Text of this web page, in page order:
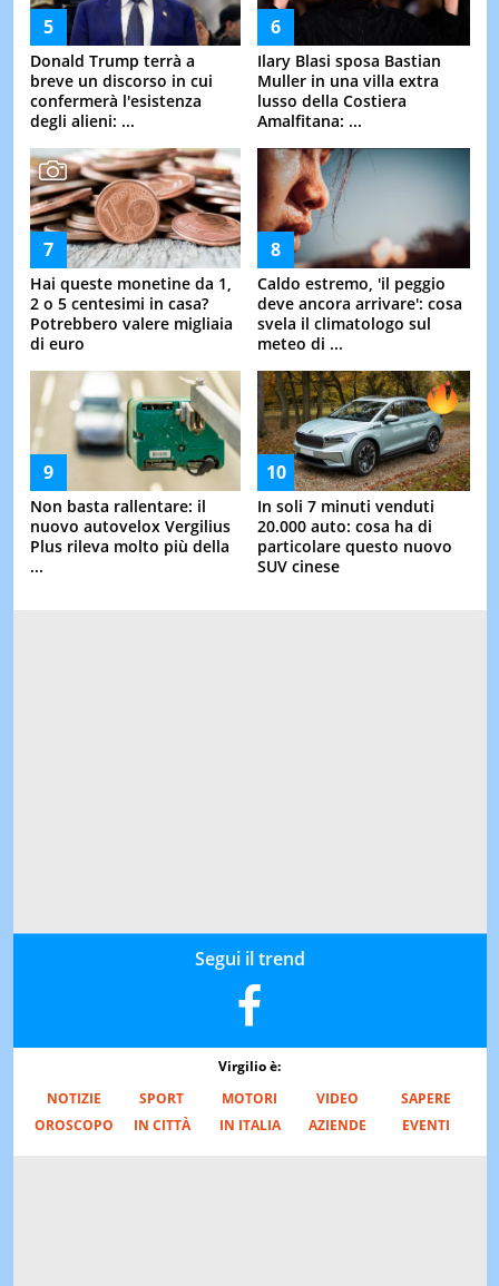
Donald Trump terrà a
breve un discorso in cui
confermerà l'esistenza
degli alieni: ...
Ilary Blasi sposa Bastian
Muller in una villa extra
lusso della Costiera
Amalfitana: ...
Hai queste monetine da 1,
2 o 5 centesimi in casa?
Potrebbero valere migliaia
di euro
Caldo estremo, 'il peggio
deve ancora arrivare': cosa
svela il climatologo sul
meteo di ...
Non basta rallentare: il
nuovo autovelox Vergilius
Plus rileva molto più della
...
In soli 7 minuti venduti
20.000 auto: cosa ha di
particolare questo nuovo
SUV cinese
Segui il trend
Virgilio è:
NOTIZIE
SPORT MOTORI VIDEO
SAPERE
OROSCOPO
IN CITTÀ IN ITALIA AZIENDE EVENTI